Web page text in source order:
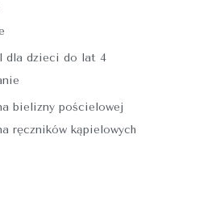
dla dzieci do lat 4
bielizny pościelowej
ręczników kąpielowych